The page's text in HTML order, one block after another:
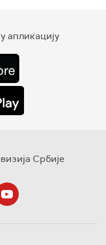
апликацију
Србије